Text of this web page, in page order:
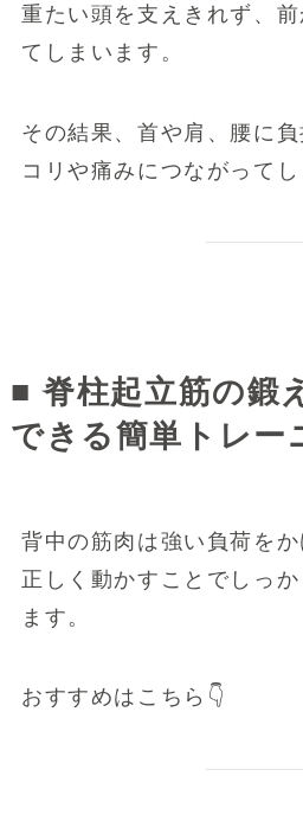
重たい頭を支えきれず、
てしまいます。
その結果、首や肩、腰に負
コリや痛みにつながってし
■ 脊柱起立筋の鍛
できる簡単トレー
背中の筋肉は強い負荷をか
正しく動かすことでしっ
ます。
おすすめはこちら👇